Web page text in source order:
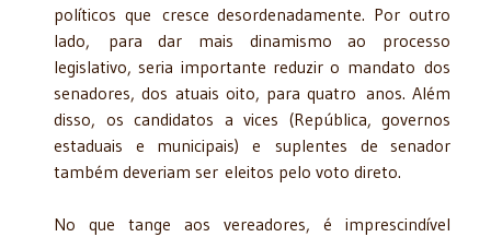
políticos que cresce desordenadamente. Por outro
lado, para dar mais dinamismo ao processo
legislativo, seria importante reduzir o mandato dos
senadores, dos atuais oito, para quatro anos. Além
disso, os candidatos a vices (República, governos
estaduais e municipais) e suplentes de senador
também deveriam ser eleitos pelo voto direto.
No que tange aos vereadores, é imprescindível